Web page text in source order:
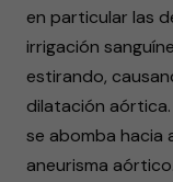
en particular las
irrigación
estirando,
dilatación
se abomba hacia
aneurisma